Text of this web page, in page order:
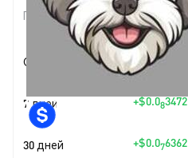
Период
Изменение
суммы
Сегодня $0.0 3593
7 дней +$0.083472
30 дней +$0.076362